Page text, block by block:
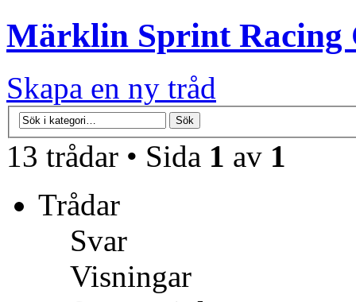
Märklin Sprint Racing
Skapa en ny tråd
13 trådar • Sida 1 av 1
Trådar
Svar
Visningar